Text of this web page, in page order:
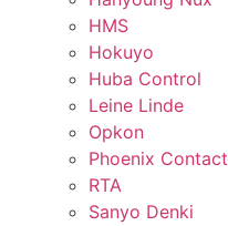
HMS
Hokuyo
Huba Control
Leine Linde
Opkon
Phoenix Contact
RTA
Sanyo Denki